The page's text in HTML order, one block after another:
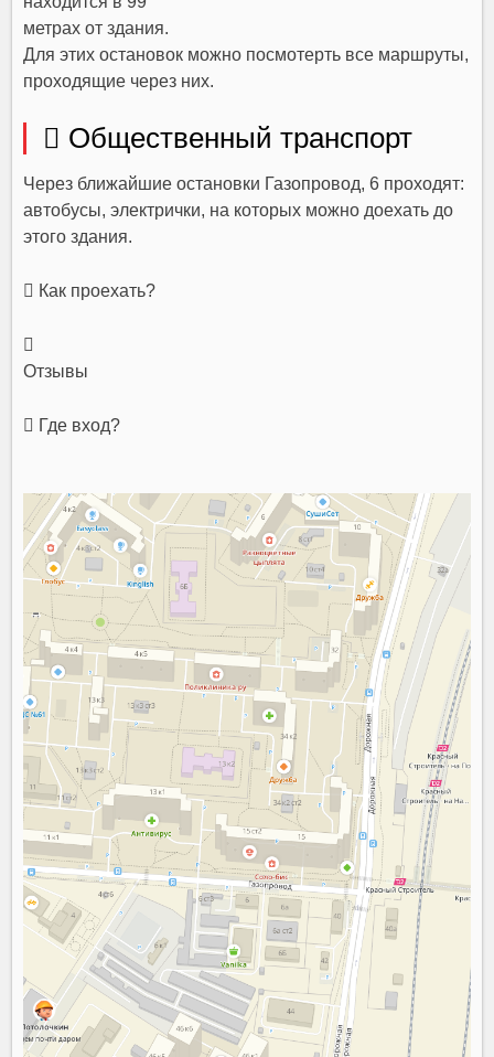
метрах от здания.
Для этих остановок можно посмотерть все маршруты,
проходящие через них.
 Общественный транспорт
Через ближайшие остановки Газопровод, 6 проходят:
автобусы, электрички, на которых можно доехать до
этого здания.
 Как проехать?

Отзывы
 Где вход?